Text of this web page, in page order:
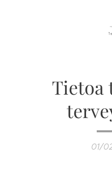
Tietoa
01/